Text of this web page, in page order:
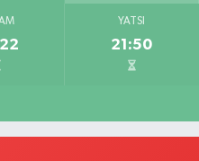
YATSI
21:50